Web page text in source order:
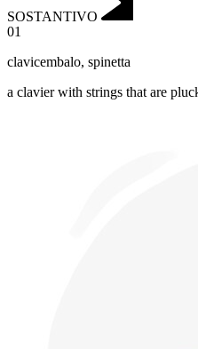
SOSTANTIVO
01
clavicembalo, spinetta
a clavier with strings that are